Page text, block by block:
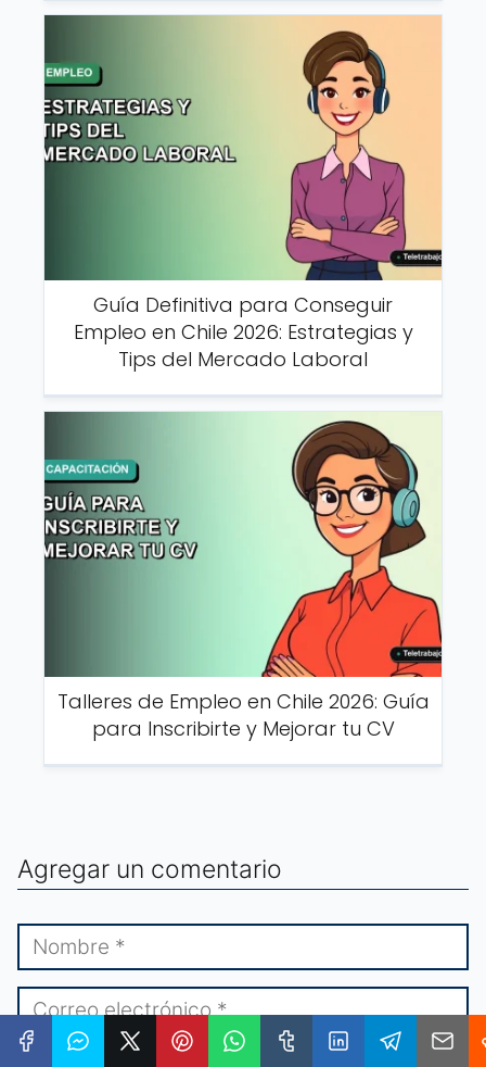
Guía Definitiva para Conseguir
Empleo en Chile 2026: Estrategias y
Tips del Mercado Laboral
Talleres de Empleo en Chile 2026: Guía
para Inscribirte y Mejorar tu CV
Agregar un comentario